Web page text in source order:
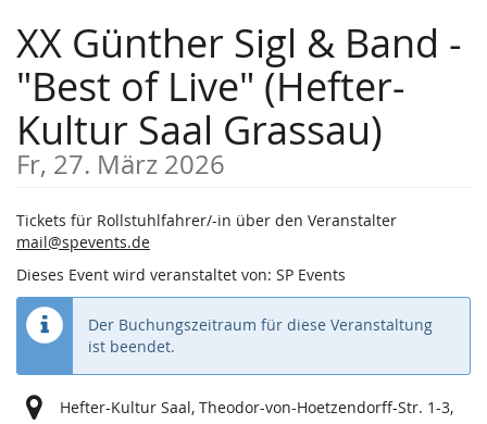
Haupt-
Inhalt
springen
XX Günther Sigl & Band -
"Best of Live" (Hefter-
Kultur Saal Grassau)
Fr, 27. März 2026
Tickets für Rollstuhlfahrer/-in über den Veranstalter
mail@spevents.de
Dieses Event wird veranstaltet von: SP Events
Der Buchungszeitraum für diese Veranstaltung
ist beendet.
Hefter-Kultur Saal, Theodor-von-Hoetzendorff-Str. 1-3,